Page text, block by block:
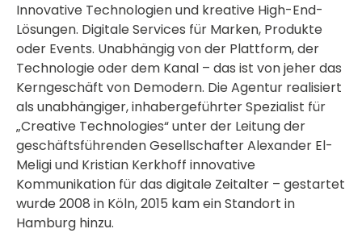
Innovative Technologien und kreative High-End-
Lösungen. Digitale Services für Marken, Produkte
oder Events. Unabhängig von der Plattform, der
Technologie oder dem Kanal – das ist von jeher das
Kerngeschäft von Demodern. Die Agentur realisiert
als unabhängiger, inhabergeführter Spezialist für
„Creative Technologies“ unter der Leitung der
geschäftsführenden Gesellschafter Alexander El-
Meligi und Kristian Kerkhoff innovative
Kommunikation für das digitale Zeitalter – gestartet
wurde 2008 in Köln, 2015 kam ein Standort in
Hamburg hinzu.